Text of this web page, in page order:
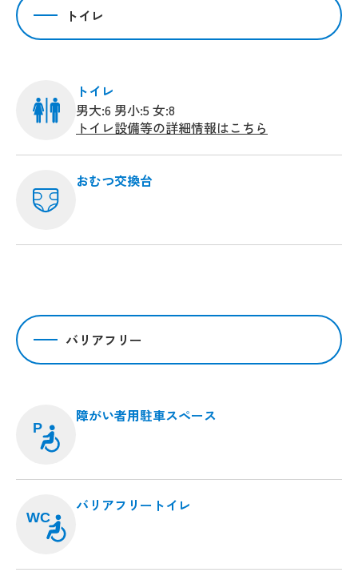
トイレ
トイレ
男大:6 男小:5 女:8
トイレ設備等の詳細情報はこちら
おむつ交換台
バリアフリー
P
障がい者用駐車スペース
WC
バリアフリートイレ